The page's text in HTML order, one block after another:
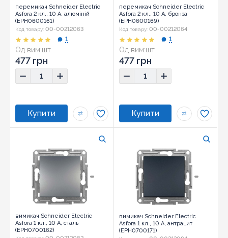
перемикач Schneider Electric
Asfora 2 кл., 10 А, алюміній
(EPH0600161)
Код товару: 00-00212063
Од вим:шт
Розмір:71x71x43
1
477 грн
перемикач Schneider Electric
Asfora 2 кл., 10 А, бронза
(EPH0600169)
Код товару: 00-00212064
Од вим:шт
Розмір:71x71x43
1
477 грн
вимикач Schneider Electric
Asfora 1 кл., 10 А, сталь
(EPH0700162)
вимикач Schneider Electric
Asfora 1 кл., 10 А, антрацит
(EPH0700171)